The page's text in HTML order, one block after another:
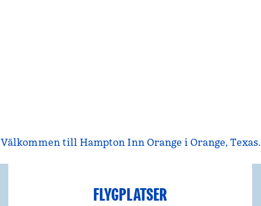
Välkommen till Hampton Inn Orange i Orange, Texas.
FLYGPLATSER